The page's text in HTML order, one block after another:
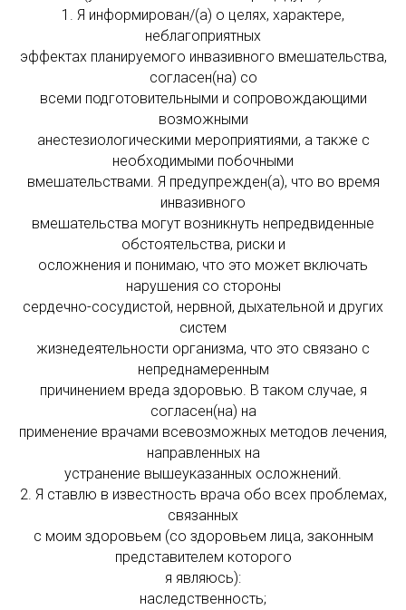
1. Я информирован/(а) о целях, характере,
неблагоприятных
эффектах планируемого инвазивного вмешательства,
согласен(на) со
всеми подготовительными и сопровождающими
возможными
анестезиологическими мероприятиями, а также с
необходимыми побочными
вмешательствами. Я предупрежден(а), что во время
инвазивного
вмешательства могут возникнуть непредвиденные
обстоятельства, риски и
осложнения и понимаю, что это может включать
нарушения со стороны
сердечно-сосудистой, нервной, дыхательной и других
систем
жизнедеятельности организма, что это связано с
непреднамеренным
причинением вреда здоровью. В таком случае, я
согласен(на) на
применение врачами всевозможных методов лечения,
направленных на
устранение вышеуказанных осложнений.
2. Я ставлю в известность врача обо всех проблемах,
связанных
с моим здоровьем (со здоровьем лица, законным
представителем которого
я являюсь):
наследственность;